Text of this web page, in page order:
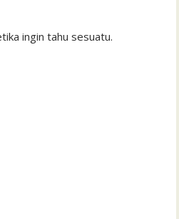
ingin tahu sesuatu.